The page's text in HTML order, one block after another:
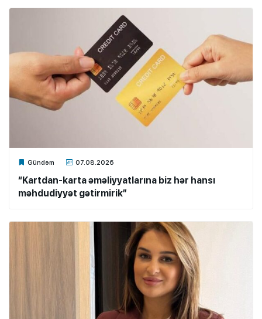
Gündəm 07.08.2026
Xalq.Online
“Kartdan-karta əməliyyatlarına biz hər hansı
məhdudiyyət gətirmirik”